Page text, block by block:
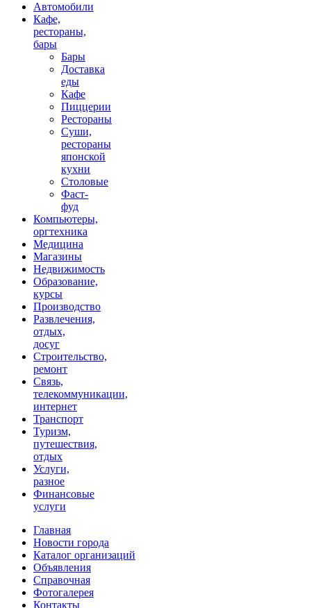
Автомобили
Кафе,
рестораны,
бары
Бары
Доставка
еды
Кафе
Пиццерии
Рестораны
Суши,
рестораны
японской
кухни
Столовые
Фаст-
фуд
Компьютеры,
оргтехника
Медицина
Магазины
Недвижимость
Образование,
курсы
Производство
Развлечения,
отдых,
досуг
Строительство,
ремонт
Связь,
телекоммуникации,
интернет
Транспорт
Туризм,
путешествия,
отдых
Услуги,
разное
Финансовые
услуги
Главная
Новости города
Каталог организаций
Объявления
Справочная
Фотогалерея
Контакты